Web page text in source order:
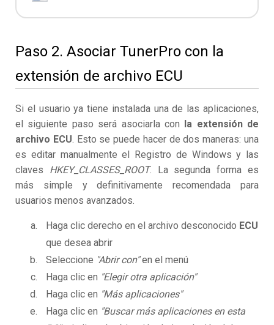
Paso 2. Asociar TunerPro con la
extensión de archivo ECU
Si el usuario ya tiene instalada una de las aplicaciones,
el siguiente paso será asociarla con la extensión de
archivo ECU. Esto se puede hacer de dos maneras: una
es editar manualmente el Registro de Windows y las
claves HKEY_CLASSES_ROOT. La segunda forma es
más simple y definitivamente recomendada para
usuarios menos avanzados.
Haga clic derecho en el archivo desconocido ECU
que desea abrir
Seleccione "Abrir con"en el menú
Haga clic en "Elegir otra aplicación"
Haga clic en "Más aplicaciones"
Haga clic en "Buscar más aplicaciones en esta